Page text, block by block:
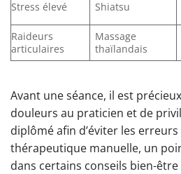
Stress élevé Shiatsu
Raideurs
articulaires
Massage
thaïlandais
Avant une séance, il est
douleurs au praticien et de
diplômé afin d’éviter les
thérapeutique manuelle, un
dans certains conseils bien-